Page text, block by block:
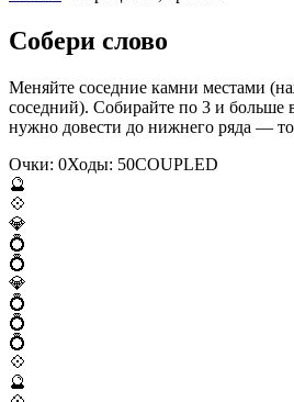
Собери слово
Меняйте соседние камни местами
соседний). Собирайте по 3 и больше
нужно довести до нижнего ряда —
Очки: 0Ходы: 50COUPLED
🔮
💠
💎
💍
💍
💎
💍
💍
💍
💠
🔮